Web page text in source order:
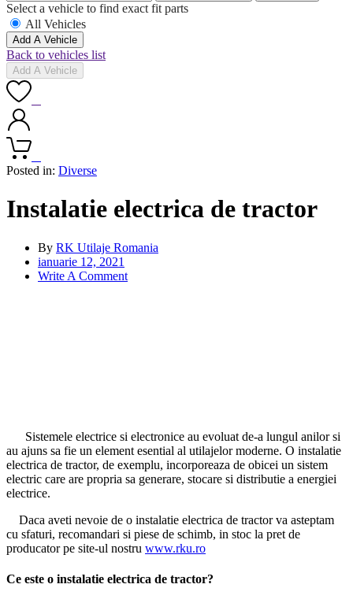
Select a vehicle to find exact fit parts
All Vehicles
Add A Vehicle
Back to vehicles list
Add A Vehicle
Posted in: Diverse
Instalatie electrica de tractor
By RK Utilaje Romania
ianuarie 12, 2021
Write A Comment
Sistemele electrice si electronice au evoluat de-a lungul anilor si
au ajuns sa fie un element esential al utilajelor moderne. O instalatie
electrica de tractor, de exemplu, incorporeaza de obicei un sistem
electric care are propria sa generare, stocare si distributie a energiei
electrice.
Daca aveti nevoie de o instalatie electrica de tractor va asteptam
cu sfaturi, recomandari si piese de schimb, in stoc la pret de
producator pe site-ul nostru www.rku.ro
Ce este o instalatie electrica de tractor?